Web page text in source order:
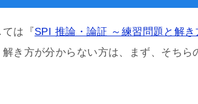
は『SPI 推論・論証 ～練習問題と解き
き方が分からない方は、まず、そちら